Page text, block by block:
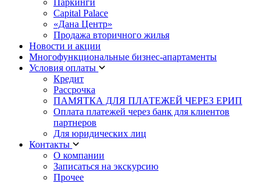
Capital Palace
«Дана Центр»
Продажа вторичного жилья
Новости и акции
Многофункциональные бизнес-апартаменты
Условия оплаты
Кредит
Рассрочка
ПАМЯТКА ДЛЯ ПЛАТЕЖЕЙ ЧЕРЕЗ ЕРИП
Оплата платежей через банк для клиентов
партнеров
Для юридических лиц
Контакты
О компании
Записаться на экскурсию
Прочее